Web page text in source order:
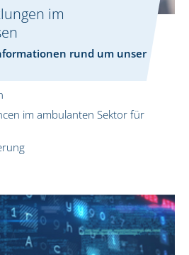
im
rund um unser
im ambulanten Sektor für